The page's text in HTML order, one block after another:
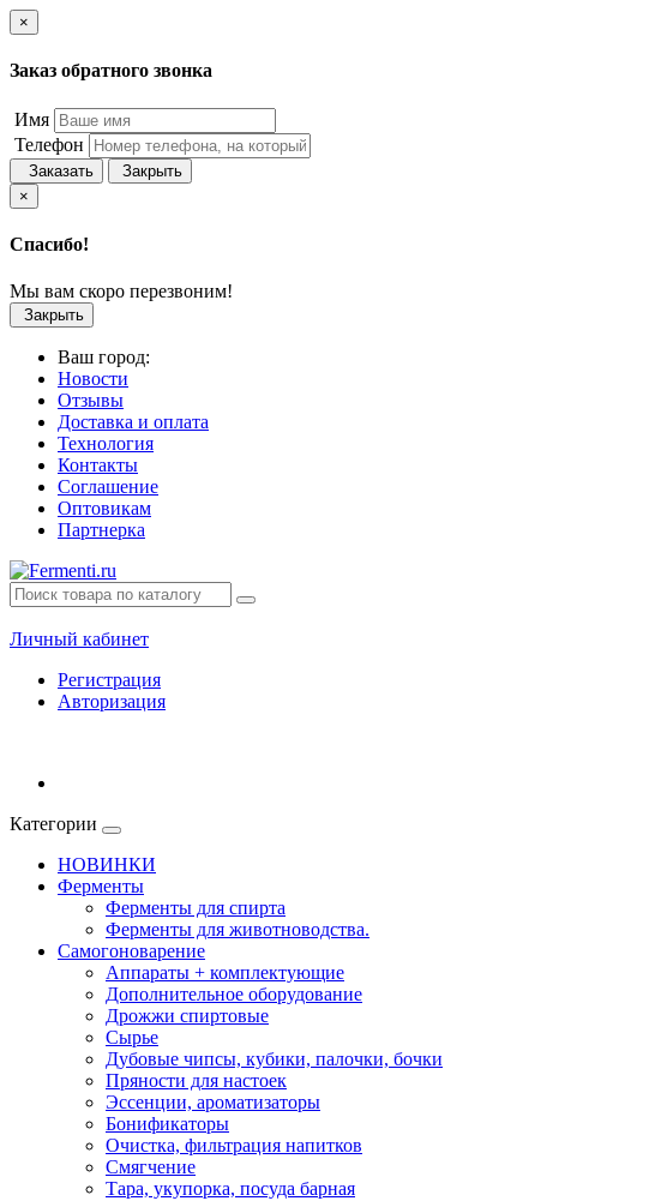
×
Заказ обратного звонка
Имя
Телефон
Заказать
Закрыть
×
Спасибо!
Мы вам скоро перезвоним!
Закрыть
Ваш город:
Новости
Отзывы
Доставка и оплата
Технология
Контакты
Соглашение
Оптовикам
Партнерка
Личный кабинет
Регистрация
Авторизация
Категории
НОВИНКИ
Ферменты
Ферменты для спирта
Ферменты для животноводства.
Самогоноварение
Аппараты + комплектующие
Дополнительное оборудование
Дрожжи спиртовые
Сырье
Дубовые чипсы, кубики, палочки, бочки
Пряности для настоек
Эссенции, ароматизаторы
Бонификаторы
Очистка, фильтрация напитков
Смягчение
Тара, укупорка, посуда барная